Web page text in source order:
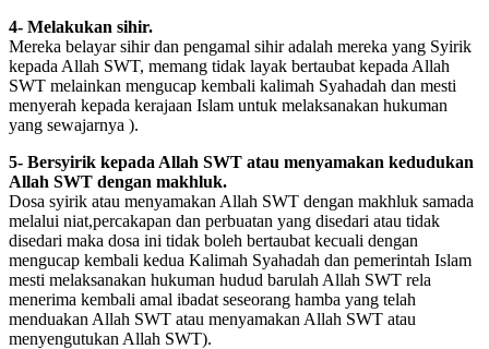
4- Melakukan sihir.
Mereka belayar sihir dan pengamal sihir adalah mereka yang Syirik
kepada Allah SWT, memang tidak layak bertaubat kepada Allah
SWT melainkan mengucap kembali kalimah Syahadah dan mesti
menyerah kepada kerajaan Islam untuk melaksanakan hukuman
yang sewajarnya ).
5- Bersyirik kepada Allah SWT atau menyamakan kedudukan
Allah SWT dengan makhluk.
Dosa syirik atau menyamakan Allah SWT dengan makhluk samada
melalui niat,percakapan dan perbuatan yang disedari atau tidak
disedari maka dosa ini tidak boleh bertaubat kecuali dengan
mengucap kembali kedua Kalimah Syahadah dan pemerintah Islam
mesti melaksanakan hukuman hudud barulah Allah SWT rela
menerima kembali amal ibadat seseorang hamba yang telah
menduakan Allah SWT atau menyamakan Allah SWT atau
menyengutukan Allah SWT).